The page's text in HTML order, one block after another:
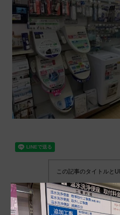
この記事のタイトルと